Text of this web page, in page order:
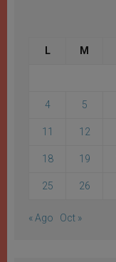
L M
4 5
11 12
18 19
25 26
« Ago Oct »